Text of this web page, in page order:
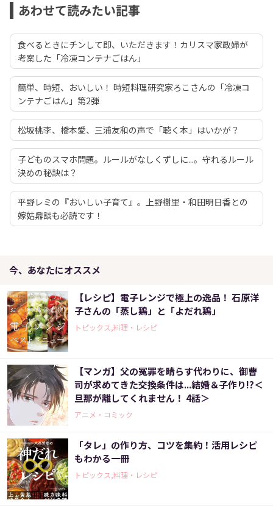
あわせて読みたい記事
食べるときにチンして即、いただきます！カリスマ家政婦が
考案した「冷凍コンテナごはん」
簡単、時短、おいしい！ 時短料理研究家ろこさんの「冷凍コ
ンテナごはん」第2弾
松坂桃李、橋本愛、三浦友和の声で「聴く本」はいかが？
子どものスマホ問題。ルールがなしくずしに...。守れるルール
決めの秘訣は？
平野レミの『おいしい子育て』。上野樹里・和田明日香との
嫁姑鼎談も必読です！
今、あなたにオススメ
【レシピ】電子レンジで極上の逸品！ 石原洋
子さんの「蒸し鶏」と「よだれ鶏」
トピックス,料理・レシピ
【マンガ】父の冤罪を晴らす代わりに、御曹
司が求めてきた交換条件は...結婚＆子作り!?＜
旦那が離してくれません！ 4話＞
アニメ・コミック
「タレ」の作り方、コツを集約！活用レシピ
もわかる一冊
トピックス,料理・レシピ